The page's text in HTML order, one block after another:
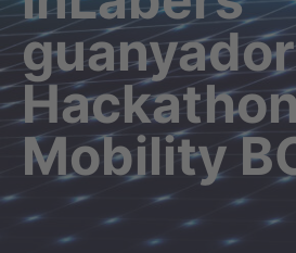
Mobility